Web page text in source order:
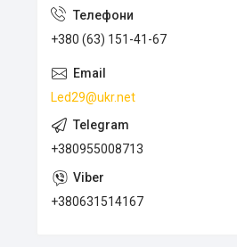
+380 (63) 151-41-67
Led29@ukr.net
+380955008713
+380631514167